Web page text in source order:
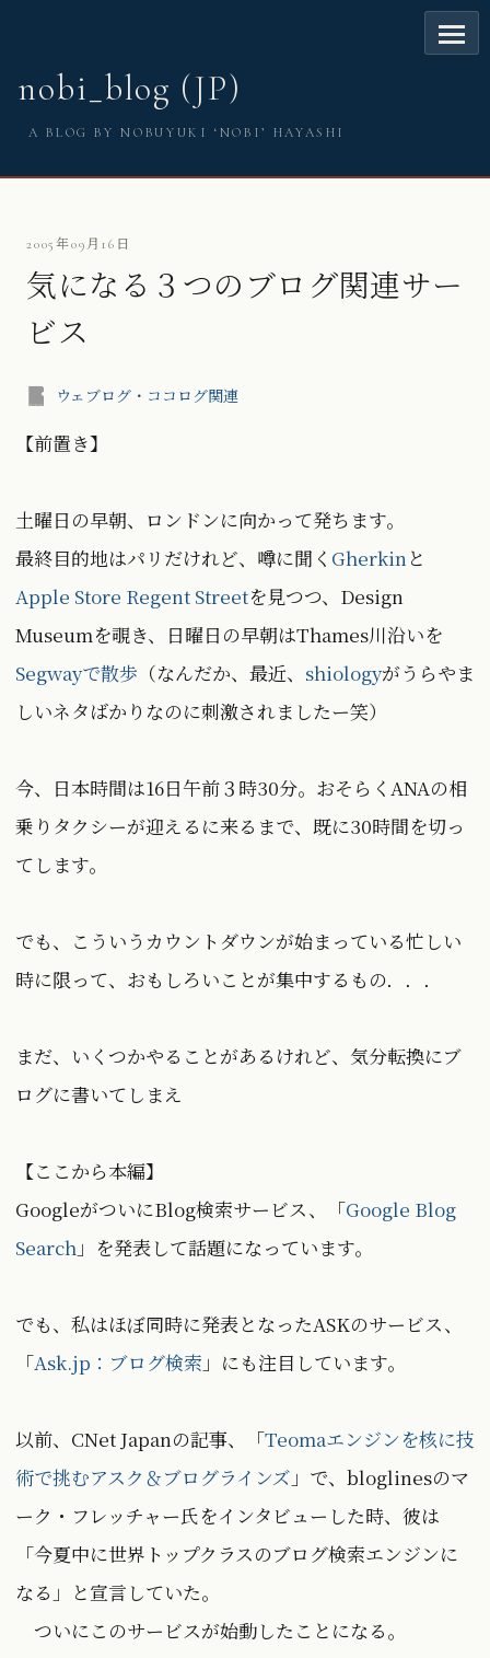
nobi_blog (JP)
A BLOG BY NOBUYUKI ‘NOBI’ HAYASHI
2005年09月16日
気になる３つのブログ関連サー
ビス
ウェブログ・ココログ関連
【前置き】
土曜日の早朝、ロンドンに向かって発ちます。
最終目的地はパリだけれど、噂に聞く Gherkinと
Apple Store Regent Streetを見つつ、Design
Museumを覗き、日曜日の早朝はThames川沿いを
Segwayで散歩 （なんだか、最近、 shiologyがうらやま
しいネタばかりなのに刺激されましたー笑）
今、日本時間は16日午前３時30分。おそらくANAの相
乗りタクシーが迎えるに来るまで、既に30時間を切っ
てします。
でも、こういうカウントダウンが始まっている忙しい
時に限って、おもしろいことが集中するもの．．．
まだ、いくつかやることがあるけれど、気分転換にブ
ログに書いてしまえ
【ここから本編】
GoogleがついにBlog検索サービス、「Google Blog
Search 」を発表して話題になっています。
でも、私はほぼ同時に発表となったASKのサービス、
「Ask.jp：ブログ検索 」にも注目しています。
以前、CNet Japanの記事、「Teomaエンジンを核に技
術で挑むアスク＆ブログラインズ 」で、bloglinesのマ
ーク・フレッチャー氏をインタビューした時、彼は
「今夏中に世界トップクラスのブログ検索エンジンに
なる」と宣言していた。
ついにこのサービスが始動したことになる。